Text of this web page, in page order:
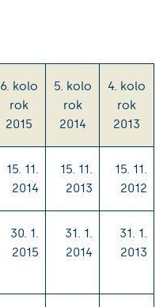
6. kolo
rok
2015
5. kolo
rok
2014
4. kolo
rok
2013
15. 11.
2014
15. 11.
2013
15. 11.
2012
30. 1.
2015
31. 1.
2014
31. 1.
2013